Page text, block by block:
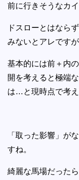
前に行きそうなカ
ドスローとはなら
みないとアレです
基本的には前＋内
開を考えると極端
は…と現時点で考え
「取った影響」が
すね。
綺麗な馬場だった